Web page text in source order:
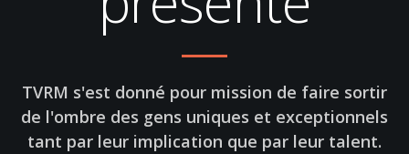
TVRM s'est donné pour mission de faire sortir
de l'ombre des gens uniques et exceptionnels
tant par leur implication que par leur talent.